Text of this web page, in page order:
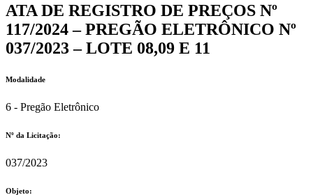
ATA DE REGISTRO DE PREÇOS Nº
117/2024 – PREGÃO ELETRÔNICO Nº
037/2023 – LOTE 08,09 E 11
Modalidade
6 - Pregão Eletrônico
Nº da Licitação: ​​
037/2023
Objeto: